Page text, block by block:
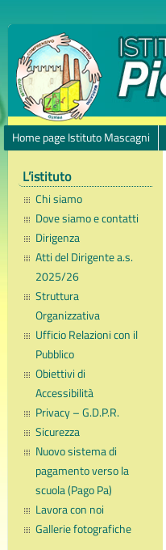
Home page Istituto Mascagni
L’istituto
Chi siamo
Dove siamo e contatti
Dirigenza
Atti del Dirigente a.s.
2025/26
Struttura
Organizzativa
Ufficio Relazioni con il
Pubblico
Obiettivi di
Accessibilità
Privacy – G.D.P.R.
Sicurezza
Nuovo sistema di
pagamento verso la
scuola (Pago Pa)
Lavora con noi
Gallerie fotografiche